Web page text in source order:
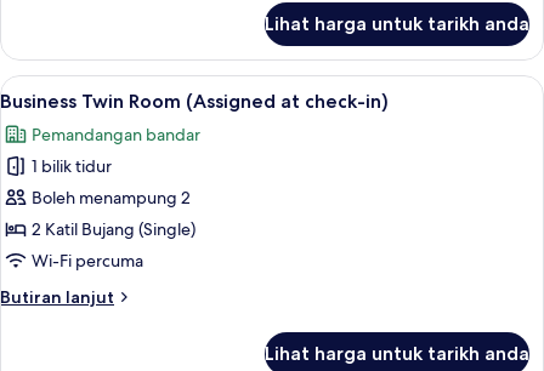
2
guests,
Extra
person
fee
KRW
30,000)
Double
Ondol
Room,
View
(Base
guests,
Extra
person
fee
KRW
Lihat harga untuk tarikh anda
Lihat
semua
foto
untuk
Business
Twin
Room
at
Peralatan tempat tidur premium,
7
Business Twin Room (Assigned at check-in)
Pemandangan bandar
1 bilik tidur
Boleh menampung 2
2 Katil Bujang (Single)
Wi-Fi percuma
Butiran lanjut
Butiran
Lihat harga untuk tarikh anda